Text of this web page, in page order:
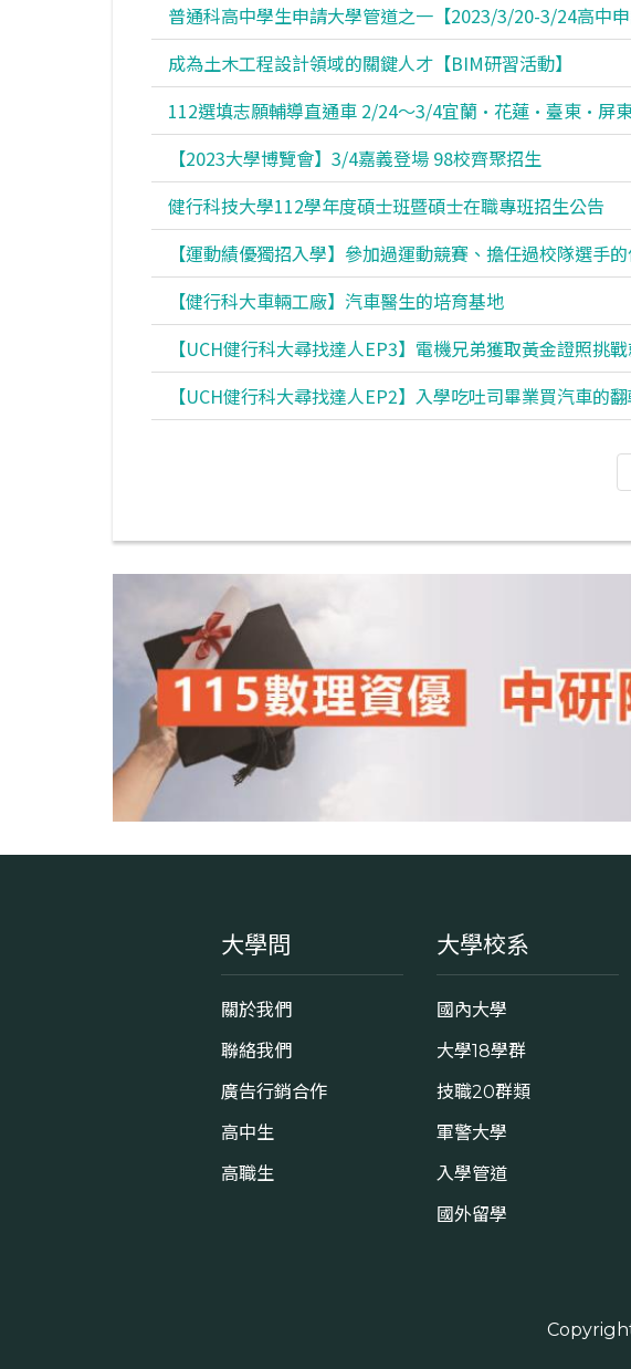
普通科高中學生申請大學管道之一【2023/3/20-3/24高中申
成為土木工程設計領域的關鍵人才【BIM研習活動】
112選填志願輔導直通車 2/24～3/4宜蘭•花蓮•臺東•屏
【2023大學博覽會】3/4嘉義登場 98校齊聚招生
健行科技大學112學年度碩士班暨碩士在職專班招生公告
【運動績優獨招入學】參加過運動競賽、擔任過校隊選手
【健行科大車輛工廠】汽車醫生的培育基地
【UCH健行科大尋找達人EP3】電機兄弟獲取黃金證照挑
【UCH健行科大尋找達人EP2】入學吃吐司畢業買汽車的
大學問
關於我們
聯絡我們
廣告行銷合作
高中生
高職生
大學校系
國內大學
大學18學群
技職20群類
軍警大學
入學管道
國外留學